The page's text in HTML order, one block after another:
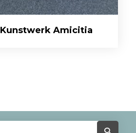
Kunstwerk Amicitia